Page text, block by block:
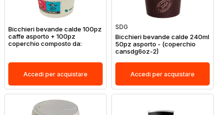
Bicchieri bevande calde 100pz
caffe asporto + 100pz
coperchio composto da:
Accedi per acquistare
SDG
Bicchieri bevande calde 240ml
50pz asporto - (coperchio
cansdg6oz-2)
Accedi per acquistare